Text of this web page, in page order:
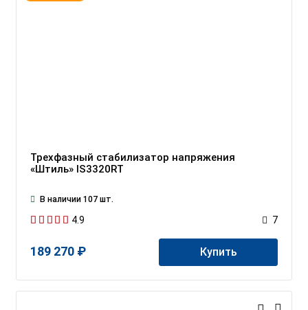
Трехфазный стабилизатор напряжения
«Штиль» IS3320RT
В наличии 107 шт.
4.9 7
189 270 ₽ Купить